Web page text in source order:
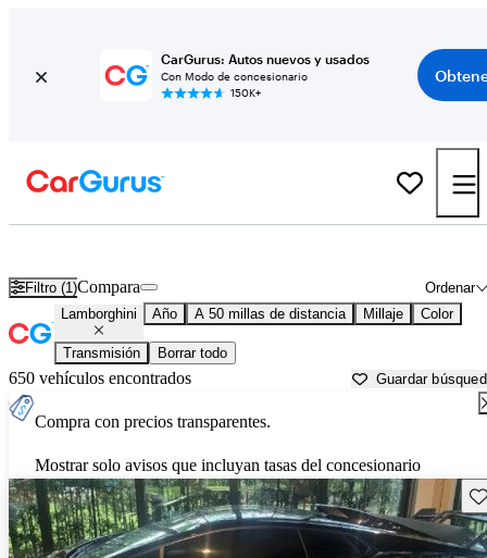
CarGurus: Autos nuevos y usados
Con Modo de concesionario
150K+
Filtro (1) Ordenar
Compara
Lamborghini Año A 50 millas de distancia Millaje Color
Transmisión Borrar todo
650 vehículos encontrados Guardar
Compra con precios transparentes.
Mostrar solo avisos que incluyan tasas del concesionario